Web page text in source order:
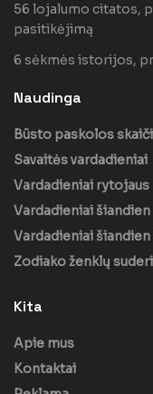
56 lojalumo citatos,
pasitikėjimą
6 sėkmės istorijos,
Naudinga
Būsto paskolos
Savaitės vardadieniai
Vardadieniai rytojaus
Vardadieniai šiandien
Vardadieniai
Zodiako ženklų
Kita
Apie mus
Kontaktai